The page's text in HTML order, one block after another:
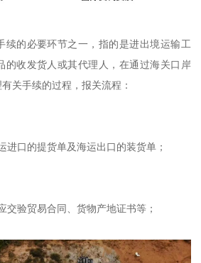
续的必要环节之一，指的是进出境运输工
的收发货人或其代理人，在通过海关口岸
关手续的过程，报关流程：
进口的提货单及海运出口的装货单；
交验贸易合同、货物产地证书等；